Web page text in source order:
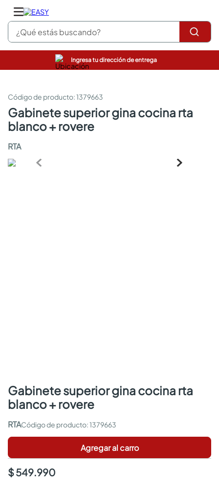
¿Qué estás buscando?
Ingresa tu dirección de entrega
:1379663
gabinete superior gina cocina rta
blanco + rovere
RTA
gabinete superior gina cocina rta
blanco + rovere
RTA :1379663
Agregar al carro
$ 549.990
pinturas
sanitarios
comedor
escritorio
armarios closet
comedores